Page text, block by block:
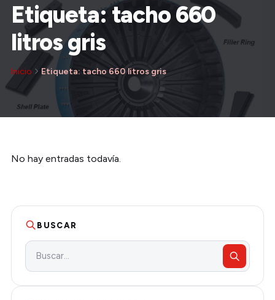
Etiqueta: tacho 660
litros gris
Inicio Etiqueta: tacho 660 litros gris
No hay entradas todavía.
BUSCAR